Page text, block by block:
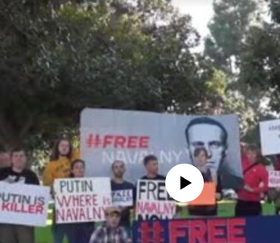
No media source currently